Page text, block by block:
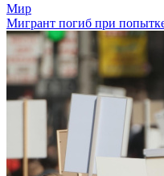
Мир
Мигрант погиб при